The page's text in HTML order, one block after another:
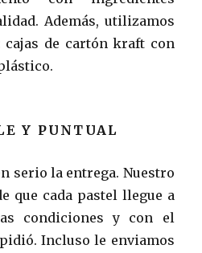
Además, utilizamos
cajas de cartón kraft con
Y PUNTUAL
serio la entrega. Nuestro
que cada pastel llegue a
condiciones y con el
Incluso le enviamos